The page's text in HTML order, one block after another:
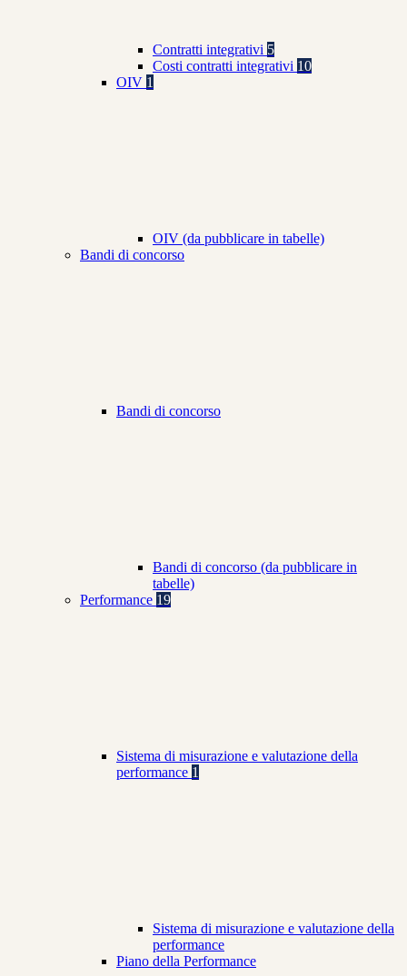
Contratti integrativi 5
Costi contratti integrativi 10
OIV 1
OIV (da pubblicare in tabelle)
Bandi di concorso
Bandi di concorso
Bandi di concorso (da pubblicare in
tabelle)
Performance 19
Sistema di misurazione e valutazione della
performance 1
Sistema di misurazione e valutazione della
performance
Piano della Performance